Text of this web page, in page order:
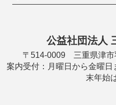
公益社団法人
〒514-0009 三重県津
案内受付：月曜日から金曜
末年始